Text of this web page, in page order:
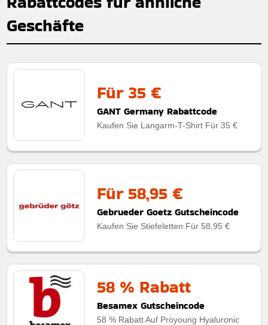
Geschäfte
Für 35 €
GANT Germany Rabattcode
Kaufen Sie Langarm-T-Shirt Für 35 €
Für 58,95 €
Gebrueder Goetz Gutscheincode
Kaufen Sie Stiefeletten Für 58,95 €
58 % Rabatt
Besamex Gutscheincode
58 % Rabatt Auf Proyoung Hyaluronic